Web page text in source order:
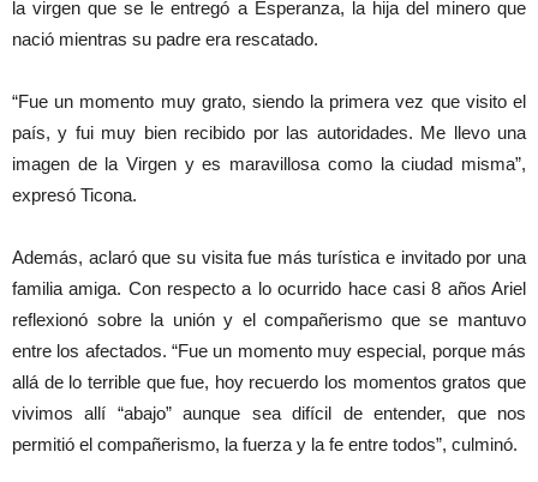
la virgen que se le entregó a Esperanza, la hija del minero que
nació mientras su padre era rescatado.
“Fue un momento muy grato, siendo la primera vez que visito el
país, y fui muy bien recibido por las autoridades. Me llevo una
imagen de la Virgen y es maravillosa como la ciudad misma”,
expresó Ticona.
Además, aclaró que su visita fue más turística e invitado por una
familia amiga. Con respecto a lo ocurrido hace casi 8 años Ariel
reflexionó sobre la unión y el compañerismo que se mantuvo
entre los afectados. “Fue un momento muy especial, porque más
allá de lo terrible que fue, hoy recuerdo los momentos gratos que
vivimos allí “abajo” aunque sea difícil de entender, que nos
permitió el compañerismo, la fuerza y la fe entre todos”, culminó.